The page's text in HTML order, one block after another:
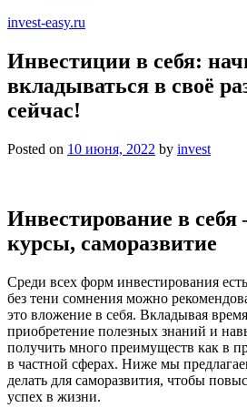
invest-easy.ru
Инвестиции в себя:
вкладываться в своё
сейчас!
Posted on 10 июня, 2022 by invest
Инвестирование в
курсы, саморазвитие
Среди всех форм инвестирования
без тени сомнения можно
это вложение в себя. Вкладывая
приобретение полезных знаний и
получить много преимуществ как в
в частной сферах. Ниже мы
делать для саморазвития, чтобы
успех в жизни.